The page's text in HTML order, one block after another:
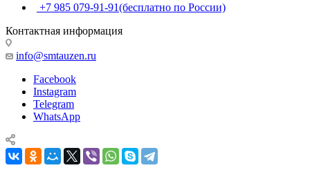
+7 985 079-91-91(бесплатно по России)
Контактная информация
info@smtauzen.ru
Facebook
Instagram
Telegram
WhatsApp